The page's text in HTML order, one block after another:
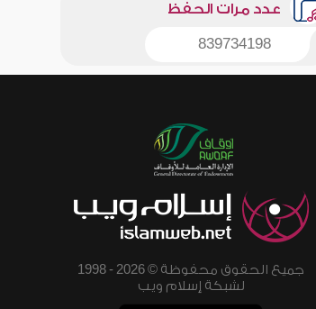
عدد مرات الحفظ
839734198
جميع الحقوق محفوظة © 2026 - 1998
لشبكة إسلام ويب